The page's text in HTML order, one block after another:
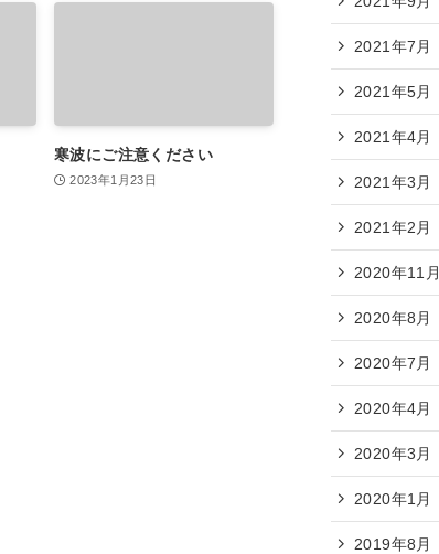
寒波にご注意ください
2023年1月23日
2021年7月
2021年5月
2021年4月
2021年3月
2021年2月
2020年11月
2020年8月
2020年7月
2020年4月
2020年3月
2020年1月
2019年8月